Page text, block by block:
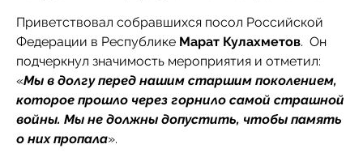
Приветствовал собравшихся посол Российской
Федерации в Республике Марат Кулахметов. Он
подчеркнул значимость мероприятия и отметил:
«Мы в долгу перед нашим старшим поколением,
которое прошло через горнило самой страшной
войны. Мы не должны допустить, чтобы память
о них пропала».